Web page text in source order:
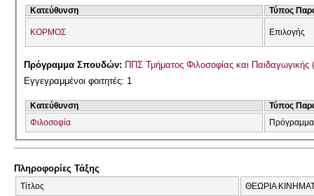
Κατεύθυνση Τύπος
ΚΟΡΜΟΣ Επιλογής
Πρόγραμμα Σπουδών: ΠΠΣ Τμήματος Φιλοσοφίας και Παιδαγωγικής
Εγγεγραμμένοι φοιτητές: 1
Κατεύθυνση
Τύπος
Φιλοσοφία
Πληροφορίες Τάξης
Τίτλος ΘΕΩΡΙΑ